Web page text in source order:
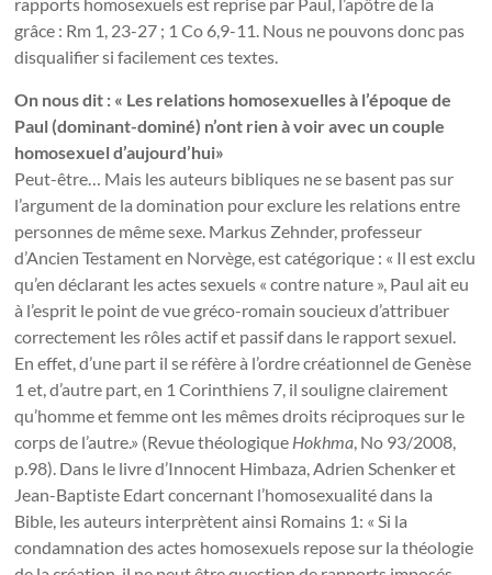
grâce : Rm 1, 23-27 ; 1 Co 6,9-11. Nous ne pouvons donc pas
disqualifier si facilement ces textes.
On nous dit : « Les relations homosexuelles à l’époque de
Paul (dominant-dominé) n’ont rien à voir avec un couple
homosexuel d’aujourd’hui»
Peut-être… Mais les auteurs bibliques ne se basent pas sur
l’argument de la domination pour exclure les relations entre
personnes de même sexe. Markus Zehnder, professeur
d’Ancien Testament en Norvège, est catégorique : « Il est exclu
qu’en déclarant les actes sexuels « contre nature », Paul ait eu
à l’esprit le point de vue gréco-romain soucieux d’attribuer
correctement les rôles actif et passif dans le rapport sexuel.
En effet, d’une part il se réfère à l’ordre créationnel de Genèse
1 et, d’autre part, en 1 Corinthiens 7, il souligne clairement
qu’homme et femme ont les mêmes droits réciproques sur le
corps de l’autre.» (Revue théologique Hokhma, No 93/2008,
p.98). Dans le livre d’Innocent Himbaza, Adrien Schenker et
Jean-Baptiste Edart concernant l’homosexualité dans la
Bible, les auteurs interprètent ainsi Romains 1: « Si la
condamnation des actes homosexuels repose sur la théologie